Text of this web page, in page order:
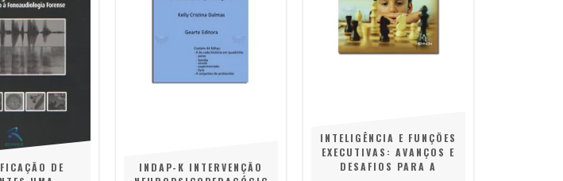
DE
INDAP-K INTERVENÇÃO
INTELIGÊNCIA E FUNÇÕES
EXECUTIVAS: AVANÇOS E
DESAFIOS PARA A